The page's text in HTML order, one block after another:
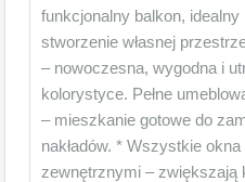
funkcjonalny balkon,
stworzenie własnej
– nowoczesna, wygodna i
kolorystyce. Pełne
– mieszkanie gotowe do
nakładów. * Wszystkie
zewnętrznymi – zwiększają